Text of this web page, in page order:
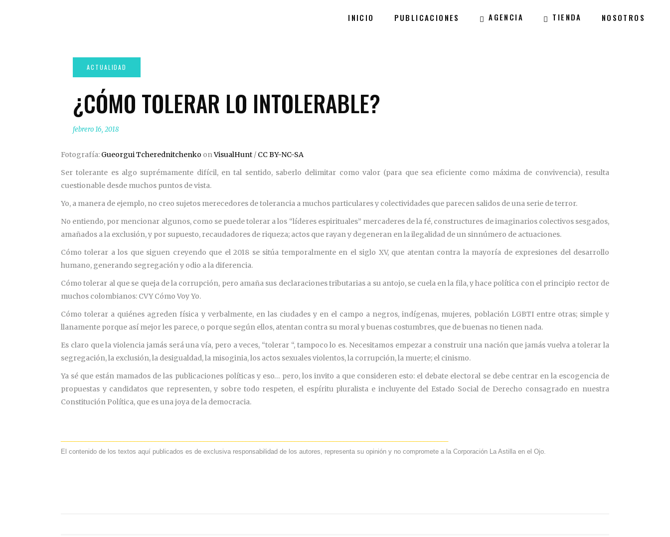
INICIO PUBLICACIONES AGENCIA TIENDA NOSOTROS
¿CÓMO TOLERAR LO INTOLERABLE?
febrero 16, 2018
Fotografía: Gueorgui Tcherednitchenko onVisualHunt / CC BY-NC-SA
Ser tolerante es algo suprémamente difícil, en tal sentido, saberlo delimitar como valor (para que sea eficiente como máxima de convivencia), resulta
cuestionable desde muchos puntos de vista.
Yo, a manera de ejemplo, no creo sujetos merecedores de tolerancia a muchos particulares y colectividades que parecen salidos de una serie de terror.
No entiendo, por mencionar algunos, como se puede tolerar a los “líderes espirituales” mercaderes de la fé, constructures de imaginarios colectivos sesgados,
amañados a la exclusión, y por supuesto, recaudadores de riqueza; actos que rayan y degeneran en la ilegalidad de un sinnúmero de actuaciones.
Cómo tolerar a los que siguen creyendo que el 2018 se sitúa temporalmente en el siglo XV, que atentan contra la mayoría de expresiones del desarrollo
humano, generando segregación y odio a la diferencia.
Cómo tolerar al que se queja de la corrupción, pero amaña sus declaraciones tributarias a su antojo, se cuela en la fila, y hace política con el principio rector de
muchos colombianos: CVY Cómo Voy Yo.
Cómo tolerar a quiénes agreden física y verbalmente, en las ciudades y en el campo a negros, indígenas, mujeres, población LGBTI entre otras; simple y
llanamente porque así mejor les parece, o porque según ellos, atentan contra su moral y buenas costumbres, que de buenas no tienen nada.
Es claro que la violencia jamás será una vía, pero a veces, “tolerar “, tampoco lo es. Necesitamos empezar a construir una nación que jamás vuelva a tolerar la
segregación, la exclusión, la desigualdad, la misoginia, los actos sexuales violentos, la corrupción, la muerte; el cinismo.
Ya sé que están mamados de las publicaciones políticas y eso… pero, los invito a que consideren esto: el debate electoral se debe centrar en la escogencia de
propuestas y candidatos que representen, y sobre todo respeten, el espíritu pluralista e incluyente del Estado Social de Derecho consagrado en nuestra
Constitución Política, que es una joya de la democracia.
El contenido de los textos aquí publicados es de exclusiva responsabilidad de los autores, representa su opinión y no compromete a la Corporación La Astilla en el Ojo.